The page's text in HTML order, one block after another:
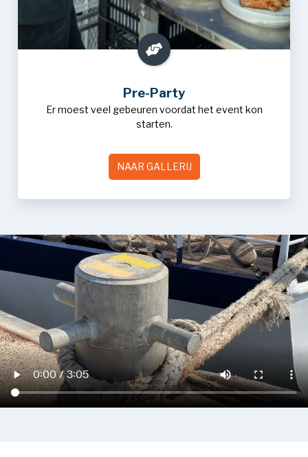
Pre-Party
Er moest veel gebeuren voordat het event kon
starten.
NAAR GALLERIJ